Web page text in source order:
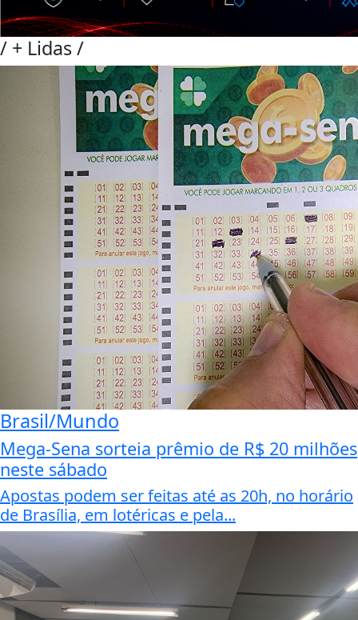
/ + Lidas/
Brasil/Mundo
Mega-Sena sorteia prêmio de R$ 20 milhões
neste sábado
Apostas podem ser feitas até as 20h, no horário
de Brasília, em lotéricas e pela...